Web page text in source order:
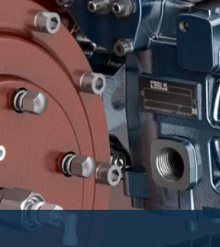
Scambio termico
Sistemi Fan Drive
Scambiatori di calore